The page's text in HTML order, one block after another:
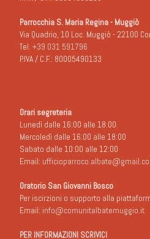
Parrocchia S. Maria Regina - Muggiò
Via Quadrio, 10 Loc. Muggiò - 22100
Tel. +39 031 591796
P.IVA / C.F.: 80005490133
Orari segreteria
Lunedì dalle 16:00 alle 18:00
Mercoledì dalle 16:00 alle 18:00
Sabato dalle 10:00 alle 12:00
Email:
Oratorio San Giovanni Bosco
Per iscirzioni o supporto alla
Email: info@comunitalbatemuggio.it
PER INFORMAZIONI SCRIVICI